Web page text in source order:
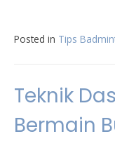
Posted in Tips
Teknik
Bermain